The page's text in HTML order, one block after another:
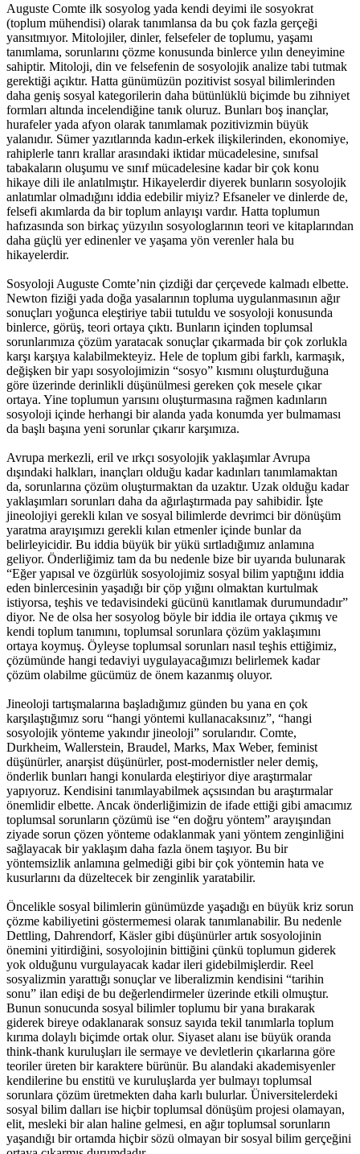
‘Kadınların ilk başvurabilecekleri nokta olmak istiyoruz’
11:28 05/12/2016
22 kadın eşbaşkan tutuklu, 35 belediyeye kayyım
11:25 05/12/2016
5 ARALIK 2016 GÜNDEMİ
11:21 05/12/2016
‘Yüzlerce çocuk devletin ihmalleri sonucu yaşamını yitirdi’
16:26 04/12/2016
Kasım’da 28 kadın katledildi 100 çocuk istismara maruz
bırakıldı
Auguste Comte ilk sosyolog yada kendi deyimi ile sosyokrat
(toplum mühendisi) olarak tanımlansa da bu çok fazla gerçeği
yansıtmıyor. Mitolojiler, dinler, felsefeler de toplumu, yaşamı
tanımlama, sorunlarını çözme konusunda binlerce yılın deneyimine
sahiptir. Mitoloji, din ve felsefenin de sosyolojik analize tabi tutmak
gerektiği açıktır. Hatta günümüzün pozitivist sosyal bilimlerinden
daha geniş sosyal kategorilerin daha bütünlüklü biçimde bu zihniyet
formları altında incelendiğine tanık oluruz. Bunları boş inançlar,
hurafeler yada afyon olarak tanımlamak pozitivizmin büyük
yalanıdır. Sümer yazıtlarında kadın-erkek ilişkilerinden, ekonomiye,
rahiplerle tanrı krallar arasındaki iktidar mücadelesine, sınıfsal
tabakaların oluşumu ve sınıf mücadelesine kadar bir çok konu
hikaye dili ile anlatılmıştır. Hikayelerdir diyerek bunların sosyolojik
anlatımlar olmadığını iddia edebilir miyiz? Efsaneler ve dinlerde de,
felsefi akımlarda da bir toplum anlayışı vardır. Hatta toplumun
hafızasında son birkaç yüzyılın sosyologlarının teori ve kitaplarından
daha güçlü yer edinenler ve yaşama yön verenler hala bu
hikayelerdir.
Sosyoloji Auguste Comte’nin çizdiği dar çerçevede kalmadı elbette.
Newton fiziği yada doğa yasalarının topluma uygulanmasının ağır
sonuçları yoğunca eleştiriye tabii tutuldu ve sosyoloji konusunda
binlerce, görüş, teori ortaya çıktı. Bunların içinden toplumsal
sorunlarımıza çözüm yaratacak sonuçlar çıkarmada bir çok zorlukla
karşı karşıya kalabilmekteyiz. Hele de toplum gibi farklı, karmaşık,
değişken bir yapı sosyolojimizin “sosyo” kısmını oluşturduğuna
göre üzerinde derinlikli düşünülmesi gereken çok mesele çıkar
ortaya. Yine toplumun yarısını oluşturmasına rağmen kadınların
sosyoloji içinde herhangi bir alanda yada konumda yer bulmaması
da başlı başına yeni sorunlar çıkarır karşımıza.
Avrupa merkezli, eril ve ırkçı sosyolojik yaklaşımlar Avrupa
dışındaki halkları, inançları olduğu kadar kadınları tanımlamaktan
da, sorunlarına çözüm oluşturmaktan da uzaktır. Uzak olduğu kadar
yaklaşımları sorunları daha da ağırlaştırmada pay sahibidir. İşte
jineolojiyi gerekli kılan ve sosyal bilimlerde devrimci bir dönüşüm
yaratma arayışımızı gerekli kılan etmenler içinde bunlar da
belirleyicidir. Bu iddia büyük bir yükü sırtladığımız anlamına
geliyor. Önderliğimiz tam da bu nedenle bize bir uyarıda bulunarak
“Eğer yapısal ve özgürlük sosyolojimiz sosyal bilim yaptığını iddia
eden binlercesinin yaşadığı bir çöp yığını olmaktan kurtulmak
istiyorsa, teşhis ve tedavisindeki gücünü kanıtlamak durumundadır”
diyor. Ne de olsa her sosyolog böyle bir iddia ile ortaya çıkmış ve
kendi toplum tanımını, toplumsal sorunlara çözüm yaklaşımını
ortaya koymuş. Öyleyse toplumsal sorunları nasıl teşhis ettiğimiz,
çözümünde hangi tedaviyi uygulayacağımızı belirlemek kadar
çözüm olabilme gücümüz de önem kazanmış oluyor.
Jineoloji tartışmalarına başladığımız günden bu yana en çok
karşılaştığımız soru “hangi yöntemi kullanacaksınız”, “hangi
sosyolojik yönteme yakındır jineoloji” sorularıdır. Comte,
Durkheim, Wallerstein, Braudel, Marks, Max Weber, feminist
düşünürler, anarşist düşünürler, post-modernistler neler demiş,
önderlik bunları hangi konularda eleştiriyor diye araştırmalar
yapıyoruz. Kendisini tanımlayabilmek açsısından bu araştırmalar
önemlidir elbette. Ancak önderliğimizin de ifade ettiği gibi amacımız
toplumsal sorunların çözümü ise “en doğru yöntem” arayışından
ziyade sorun çözen yönteme odaklanmak yani yöntem zenginliğini
sağlayacak bir yaklaşım daha fazla önem taşıyor. Bu bir
yöntemsizlik anlamına gelmediği gibi bir çok yöntemin hata ve
kusurlarını da düzeltecek bir zenginlik yaratabilir.
Öncelikle sosyal bilimlerin günümüzde yaşadığı en büyük kriz sorun
çözme kabiliyetini göstermemesi olarak tanımlanabilir. Bu nedenle
Dettling, Dahrendorf, Käsler gibi düşünürler artık sosyolojinin
önemini yitirdiğini, sosyolojinin bittiğini çünkü toplumun giderek
yok olduğunu vurgulayacak kadar ileri gidebilmişlerdir. Reel
sosyalizmin yarattığı sonuçlar ve liberalizmin kendisini “tarihin
sonu” ilan edişi de bu değerlendirmeler üzerinde etkili olmuştur.
Bunun sonucunda sosyal bilimler toplumu bir yana bırakarak
giderek bireye odaklanarak sonsuz sayıda tekil tanımlarla toplum
kırıma dolaylı biçimde ortak olur. Siyaset alanı ise büyük oranda
think-thank kuruluşları ile sermaye ve devletlerin çıkarlarına göre
teoriler üreten bir karaktere bürünür. Bu alandaki akademisyenler
kendilerine bu enstitü ve kuruluşlarda yer bulmayı toplumsal
sorunlara çözüm üretmekten daha karlı bulurlar. Üniversitelerdeki
sosyal bilim dalları ise hiçbir toplumsal dönüşüm projesi olamayan,
elit, mesleki bir alan haline gelmesi, en ağır toplumsal sorunların
yaşandığı bir ortamda hiçbir sözü olmayan bir sosyal bilim gerçeğini